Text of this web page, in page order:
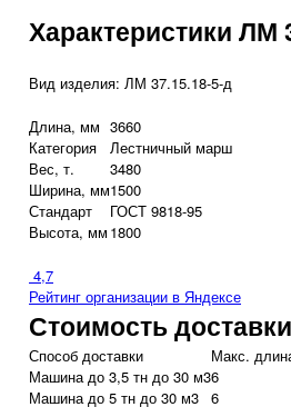
Характеристики ЛМ
Вид изделия: ЛМ 37.15.18-5-д
Длина, мм 3660
Категория
Лестничный марш
Вес, т.
3480
Ширина, мм1500
Стандарт
ГОСТ 9818-95
Высота, мм 1800
4,7
Рейтинг организации в Яндексе
Стоимость доставки
Способ доставки
Макс.
Машина до 3,5 тн до 30 м36
Машина до 5 тн до 30 м3 6